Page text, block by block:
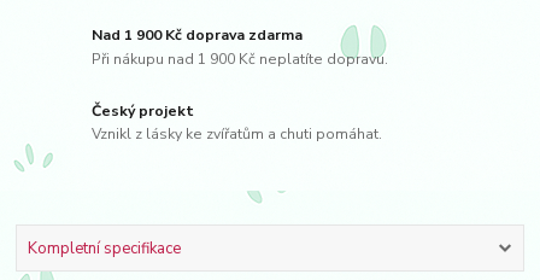
Nad 1 900 Kč doprava zdarma
Při nákupu nad 1 900 Kč neplatíte dopravu.
Český projekt
Vznikl z lásky ke zvířatům a chuti pomáhat.
Kompletní specifikace